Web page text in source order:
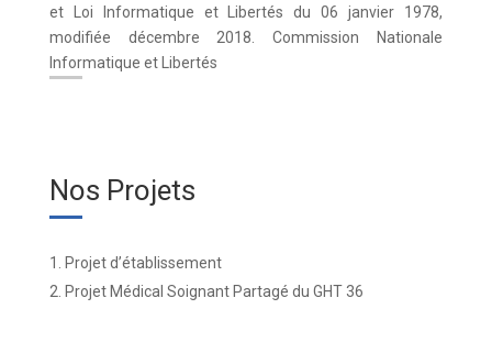
et Loi Informatique et Libertés du 06 janvier 1978,
modifiée décembre 2018. Commission Nationale
Informatique et Libertés
Nos Projets
Projet d’établissement
Projet Médical Soignant Partagé du GHT 36